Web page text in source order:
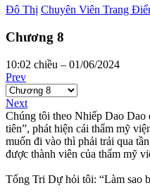
Đô Thị Chuyên Viên Trang
Chương 8
10:02 chiều – 01/06/2024
Prev
Next
Chúng tôi theo Nhiếp Dao Dao
tiên”, phát hiện cái thẩm mỹ
muốn đi vào thì phải trải qua
được thành viên của thẩm mỹ
Tống Tri Dự hỏi tôi: “Làm sao